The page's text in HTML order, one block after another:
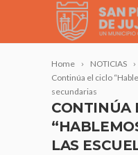
Home NOTICIAS
Continúa el ciclo
secundarias
CONTINÚA
LAS